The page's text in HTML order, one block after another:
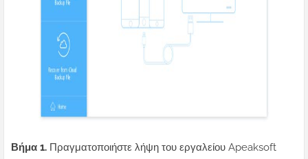
Βήμα 1. Πραγματοποιήστε λήψη του εργαλείου Apeaksoft